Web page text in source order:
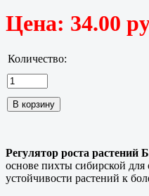
Цена: 34.00
Количество:
Регулятор роста растений
основе пихты сибирской
устойчивости растений к